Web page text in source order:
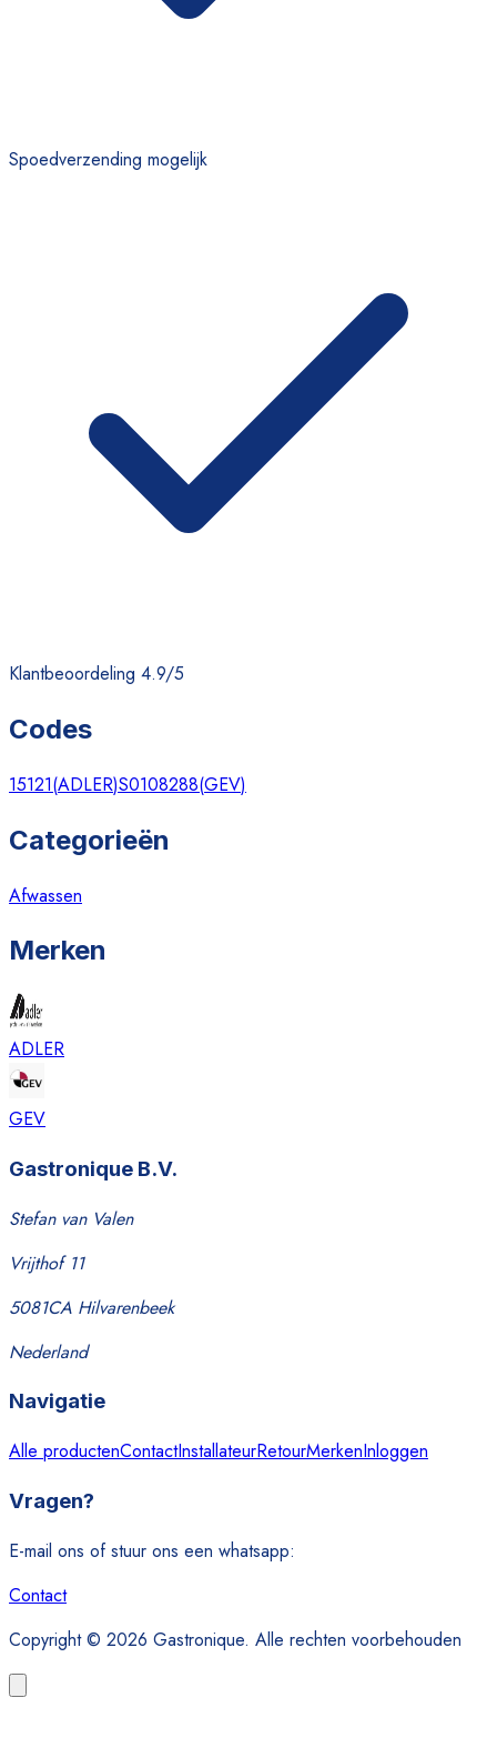
Spoedverzending mogelijk
Klantbeoordeling 4.9/5
Codes
15121(ADLER)S0108288(GEV)
Categorieën
Afwassen
Merken
ADLER
GEV
Gastronique B.V.
Stefan van Valen
Vrijthof 11
5081CA Hilvarenbeek
Nederland
Navigatie
Alle productenContactInstallateurRetourMerkenInloggen
Vragen?
E-mail ons of stuur ons een whatsapp:
Contact
Copyright © 2026 Gastronique. Alle rechten voorbehouden